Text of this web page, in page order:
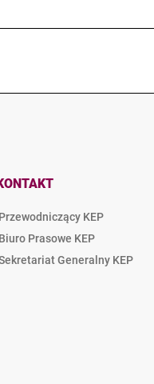
Przewodniczący KEP
Biuro Prasowe KEP
Generalny KEP